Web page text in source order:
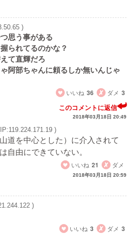
)
思う事がある
られてるのかな？
て直輝だろ
阿部ちゃんに頼るしか無いんじゃ
いいね 36 ダメ 3
このコメントに返信
2018年03月18日 20:49
)
道を中心とした）に介入されて
自由にできていない。
いいね 21 ダメ
2018年03月18日 20:59
)
いいね 3 ダメ 3